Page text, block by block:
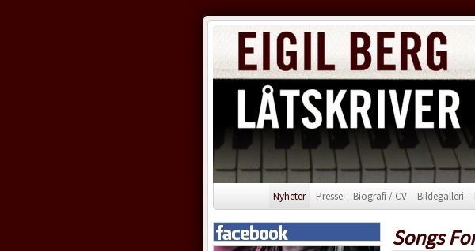
Nyheter Presse Biografi / CV Bildegalleri
Songs